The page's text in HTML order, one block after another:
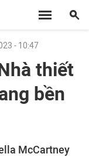
- 10:47
thiết
bền
McCartney